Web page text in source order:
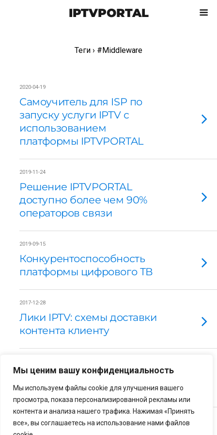
Мы ценим вашу конфиденциальность
Мы используем файлы cookie для улучшения вашего
просмотра, показа персонализированной рекламы или
контента и анализа нашего трафика. Нажимая «Принять
все», вы соглашаетесь на использование нами файлов
IPTVPORTAL
Теги › #Middleware
2020-04-19
Самоучитель для ISP по
запуску услуги IPTV с
использованием
платформы IPTVPORTAL
2019-11-24
Решение IPTVPORTAL
доступно более чем 90%
операторов связи
2019-09-15
Конкурентоспособность
платформы цифрового ТВ
2017-12-28
Лики IPTV: схемы доставки
контента клиенту
Телевидение.
Платформенный подход
Загрузить Еще Помеченные Так Же…